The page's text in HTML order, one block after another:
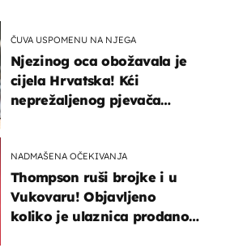
ČUVA USPOMENU NA NJEGA
Njezinog oca obožavala je
cijela Hrvatska! Kći
neprežaljenog pjevača
NADMAŠENA OČEKIVANJA
Thompson ruši brojke i u
Vukovaru! Objavljeno
koliko je ulaznica prodano